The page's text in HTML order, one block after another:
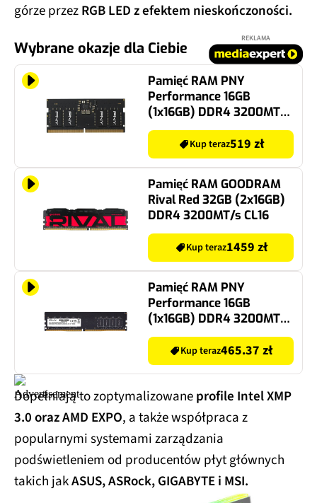
górze przezRGB LED z efektem nieskończoności.
Wybrane okazje dla Ciebie
REKLAMA
Pamięć RAM PNY
Performance 16GB
(1x16GB) DDR4 3200MT/s
CL22
Kup teraz519 zł
Pamięć RAM GOODRAM
Rival Red 32GB (2x16GB)
DDR4 3200MT/s CL16
Kup teraz1459 zł
Pamięć RAM PNY
Performance 16GB
(1x16GB) DDR4 3200MT/s
CL22
Kup teraz465.37 zł
Dopełniają to zoptymalizowaneprofile Intel XMP
3.0 oraz AMD EXPO, a także współpraca z
popularnymi systemami zarządzania
podświetleniem od producentów płyt głównych
takich jakASUS, ASRock, GIGABYTE i MSI.